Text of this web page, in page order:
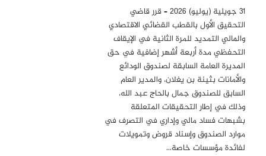
31 جويلية (يوليو) 2026 – قرر قاضي
التحقيق الأول بالقطب القضائي الاقتصادي
والمالي التمديد للمرة الثانية في الإيقاف
التحفظي مدة أربعة أشهر إضافية في حق
المديرة العامة السابقة لصندوق الودائع
والأمانات بثينة بن يغلان، والمدير العام
السابق للصندوق جمال بالحاج عبد الله،
وذلك في إطار التحقيقات المتعلقة
بشبهات فساد مالي وإداري في التصرف في
موارد الصندوق وإسناد قروض وتمويلات
لفائدة مؤسسات خاصة…